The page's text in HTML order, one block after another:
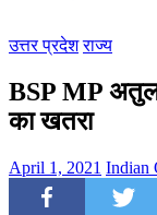
उत्तर प्रदेश राज्य
BSP MP अतुल
का खतरा
April 1, 2021 Indian